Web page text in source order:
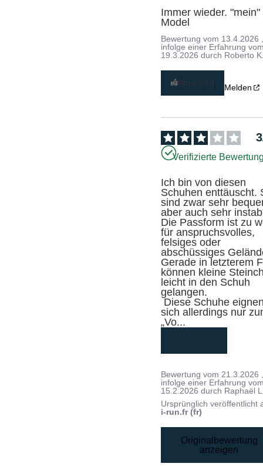
Immer wieder. "mein"
Model
Bewertung vom 13.4.2026
infolge einer Erfahrung
19.3.2026 durch Roberto
Hilfreich(0) Melden
3
Verifizierte
Ich bin von diesen
Schuhen enttäuscht.
sind zwar sehr
aber auch sehr
Die Passform ist zu
für anspruchsvolles,
felsiges oder
abschüssiges
Gerade in letzterem
können kleine
leicht in den Schuh
gelangen.
Diese Schuhe eignen
sich allerdings nur
„Vo...
Bewertung vom 21.3.2026
infolge einer Erfahrung
15.2.2026 durch Raphaël
Ursprünglich veröffentlicht
i-run.fr (fr)
Originalbewertung
anzeigen